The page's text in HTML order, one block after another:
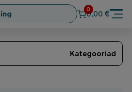
0
0,00 €
Kategooriad